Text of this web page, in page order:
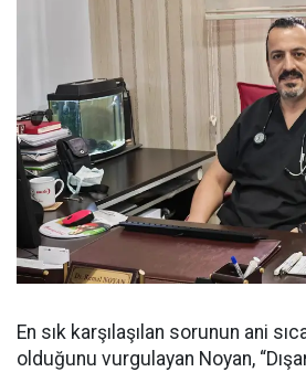
En sık karşılaşılan sorunun ani
olduğunu vurgulayan Noyan,